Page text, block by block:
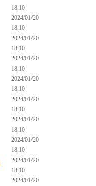
18:10
2024/01/20
18:10
2024/01/20
18:10
2024/01/20
18:10
2024/01/20
18:10
2024/01/20
18:10
2024/01/20
18:10
2024/01/20
18:10
2024/01/20
18:10
2024/01/20